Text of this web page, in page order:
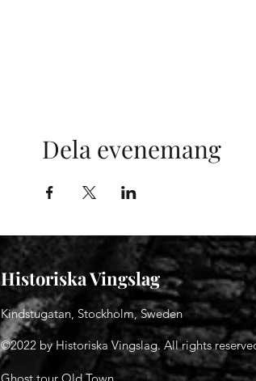
Dela evenemang
Historiska Vingslag
Kindstugatan, Stockholm, Sweden
©2022 by Historiska Vingslag. All rights